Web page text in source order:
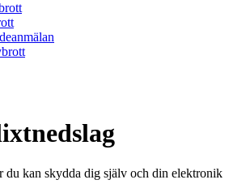
du kan skydda dig själv och din elektronik